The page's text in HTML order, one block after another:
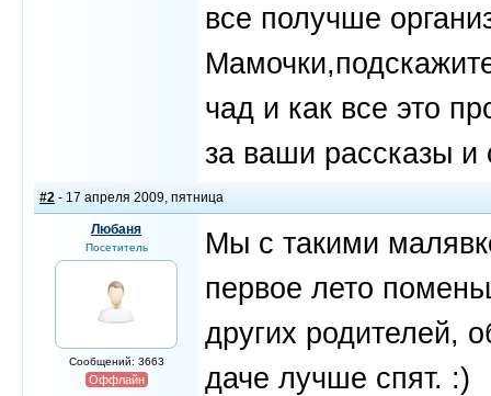
все получше
чад и как все это
за ваши рассказы и
#2 - 17 апреля 2009, пятница
Любаня
Посетитель
Сообщений: 3663
Оффлайн
Мы с такими
первое лето
других родителей,
даче лучше спят. :)